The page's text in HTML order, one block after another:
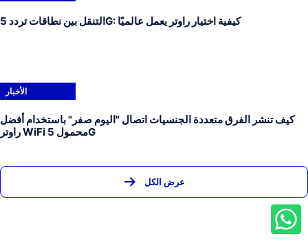
التنقل بين نطاقات تردد 5G: كيفية اختيار راوتر يعمل عالميًا
الأخبار
كيف تنشر الفرق متعددة الجنسيات اتصال "اليوم صفر" باستخدام أفضل
راوتر WiFi محمول 5G
عرض الكل